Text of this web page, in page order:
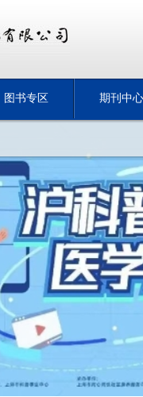
图书专区 期刊中心